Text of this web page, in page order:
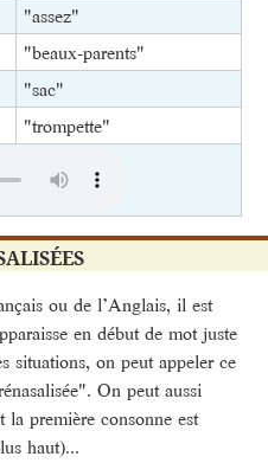
"assez"
"beaux-parents"
"sac"
"trompette"
ou de l’Anglais, il est
en début de mot juste
situations, on peut appeler ce
On peut aussi
la première consonne est
haut)...